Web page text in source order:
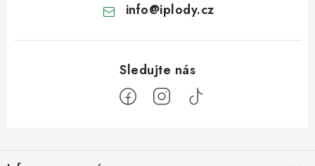
info@iplody.cz